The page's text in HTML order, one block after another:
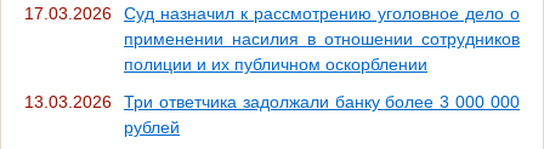
17.03.2026
Суд назначил к рассмотрению уголовное дело о
применении насилия в отношении сотрудников
полиции и их публичном оскорблении
13.03.2026
Три ответчика задолжали банку более 3 000 000
рублей